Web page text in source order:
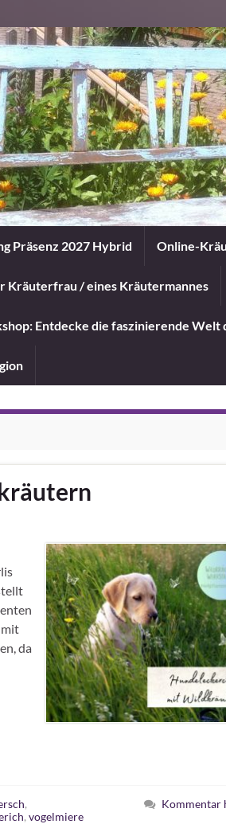
Präsenz 2027 Hybrid Online-
Kräuterfrau / eines Kräutermannes
Entdecke die faszinierende
da
,
, vogelmiere
Kommentar